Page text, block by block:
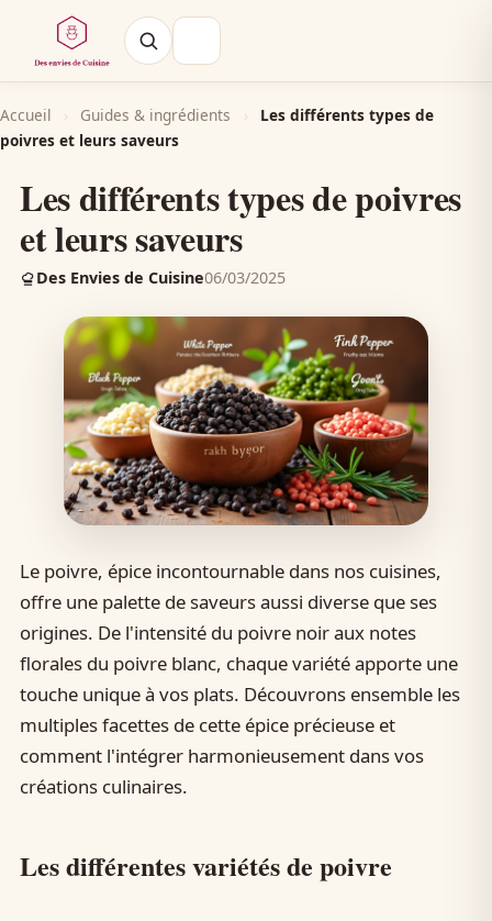
Accueil › Guides & ingrédients ›
Les différents types de
poivres et leurs saveurs
Les différents types de poivres
et leurs saveurs
Des Envies de Cuisine06/03/2025
Le poivre, épice incontournable dans nos cuisines,
offre une palette de saveurs aussi diverse que ses
origines. De l'intensité du poivre noir aux notes
florales du poivre blanc, chaque variété apporte une
touche unique à vos plats. Découvrons ensemble les
multiples facettes de cette épice précieuse et
comment l'intégrer harmonieusement dans vos
créations culinaires.
Les différentes variétés de poivre